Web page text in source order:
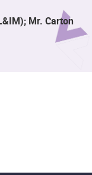
Mr. Carton